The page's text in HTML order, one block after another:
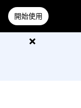
開始使用